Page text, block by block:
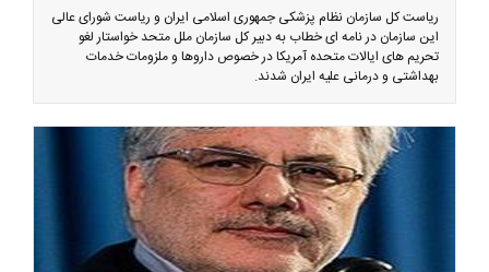
ریاست کل سازمان نظام پزشکی جمهوری اسلامی ایران و ریاست شورای عالی
این سازمان در نامه ای خطاب به دبیر کل سازمان ملل متحد خواستار لغو
تحریم های ایالات متحده آمریکا در خصوص داروها و ملزومات خدمات
بهداشتی و درمانی علیه ایران شدند.